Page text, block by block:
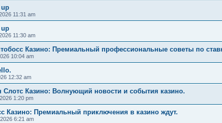
up
11:31 am
up
11:30 am
Казино: Премиальный профессиональные советы по
10:04 am
12:32 am
Слотс Казино: Волнующий новости и события казино.
1:20 pm
Казино: Премиальный приключения в казино ждут.
6:21 am